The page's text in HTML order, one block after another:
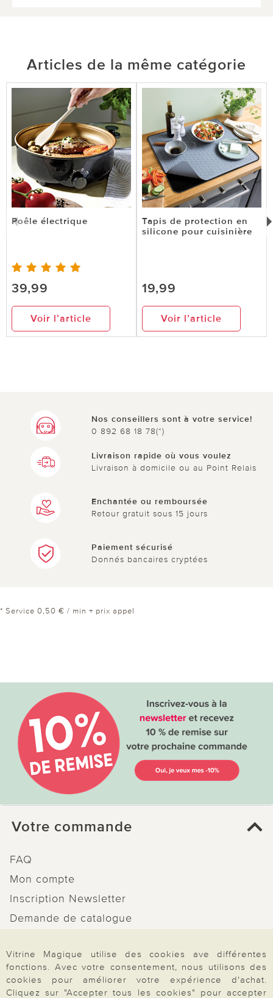
Articles de la même catégorie
Poêle électrique
39,99
Voir l’article
Tapis de protection en
silicone pour cuisinière
19,99
Voir l’article
Nos conseillers sont à votre service!
0 892 68 18 78(*)
Livraison rapide où vous voulez
Livraison à domicile ou au Point Relais
Enchantée ou remboursée
Retour gratuit sous 15 jours
Paiement sécurisé
Donnés bancaires cryptées
* Service 0,50 € / min + prix appel
Votre commande
FAQ
Mon compte
Inscription Newsletter
Demande de catalogue
Droit de rétractation
Rétractation
Vitrine Magique utilise des cookies ave différentes
fonctions. Avec votre consentement, nous utilisons des
cookies pour améliorer votre expérience d'achat.
Cliquez sur "Accepter tous les cookies" pour accepter